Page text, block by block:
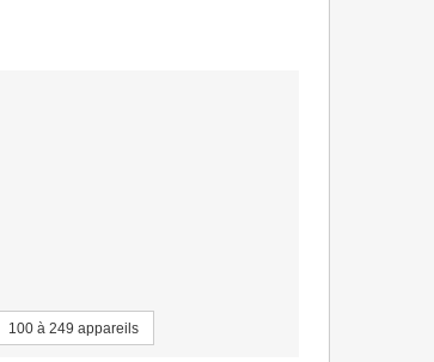
100 à 249 appareils